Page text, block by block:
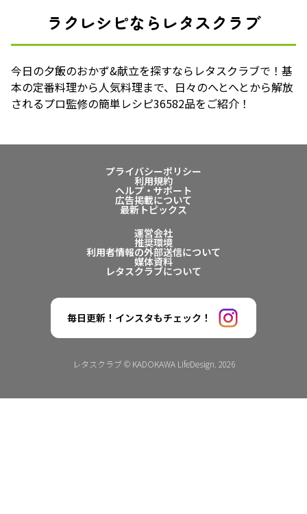
ラクレシピならレタスクラブ
今日の夕飯のおかず&献立を探すならレタスクラブで！基
本の定番料理から人気料理まで、日々のへとへとから解放
されるプロ監修の簡単レシピ36582品をご紹介！
プライバシーポリシー
利用規約
ヘルプ・サポート
広告掲載について
最新トピックス
運営会社
推奨環境
利用者情報の外部送信について
媒体資料
レタスクラブについて
毎日更新！インスタもチェック！
レタスクラブ © KADOKAWA LifeDesign. 2026